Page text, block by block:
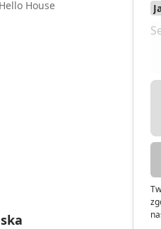
Hello House